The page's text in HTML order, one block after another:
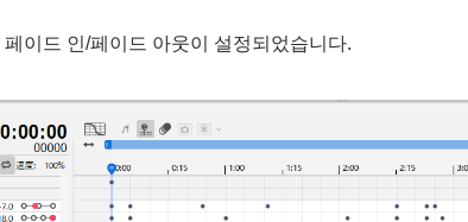
이드 인/페이드 아웃이 설정되었습니다.